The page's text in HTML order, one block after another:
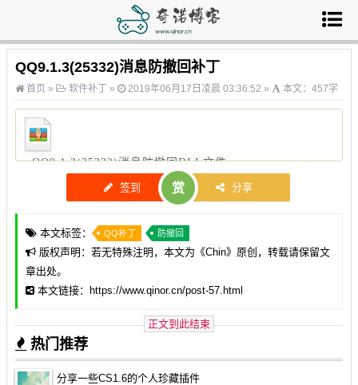
QQ9.1.3(25332)消息防撤回补丁
首页 » 软件补丁 » 2019年06月17日凌晨 03:36:52 » 本文：457字
QQ9.1.3(25332)消息防撤回DLL文件
大小：1.37M | 来源：奇诺云盘
已经过安全软件检测无毒，请您放心下
载。
签到 赏 分享
本文标签： QQ补丁 防撤回
版权声明：若无特殊注明，本文为《Chin》原创，转载请保留文
章出处。
本文链接：https://www.qinor.cn/post-57.html
正文到此结束
热门推荐
分享一些CS1.6的个人珍藏插件